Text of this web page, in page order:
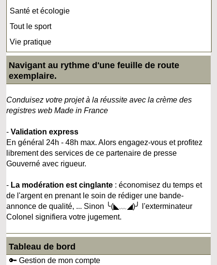
Santé et écologie
Tout le sport
Vie pratique
Navigant au rythme d'une feuille de route
exemplaire.
Conduisez votre projet à la réussite avec la crème des
registres web Made in France
-Validation express
En général 24h - 48h max. Alors engagez-vous et profitez
librement des services de ce partenaire de presse
Gouverné avec rigueur.
- La modération est cinglante : économisez du temps et
de l'argent en prenant le soin de rédiger une bande-
annonce de qualité, ... Sinon ╰(◣﹏◢)╯ l'exterminateur
Colonel signifiera votre jugement.
Tableau de bord
🔑 Gestion de mon compte